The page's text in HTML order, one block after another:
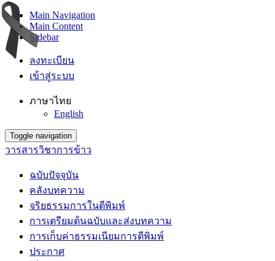
Main Navigation
Main Content
Sidebar
ลงทะเบียน
เข้าสู่ระบบ
ภาษาไทย
English
Toggle navigation
วารสารวิชาการข้าว
ฉบับปัจจุบัน
คลังบทความ
จริยธรรมการในตีพิมพ์
การเตรียมต้นฉบับและส่งบทความ
การเก็บค่าธรรมเนียมการตีพิมพ์
ประกาศ